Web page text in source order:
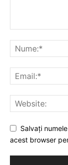
Salvați
acest browser